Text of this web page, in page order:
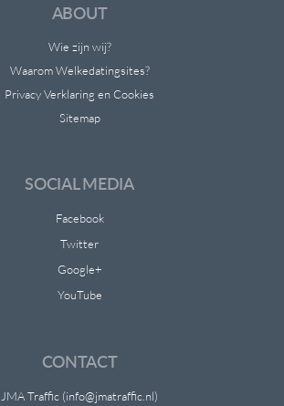
ABOUT
Wie zijn wij?
Waarom Welkedatingsites?
Privacy Verklaring en Cookies
Sitemap
SOCIAL MEDIA
Facebook
Twitter
Google+
YouTube
CONTACT
JMA Traffic (info@jmatraffic.nl)